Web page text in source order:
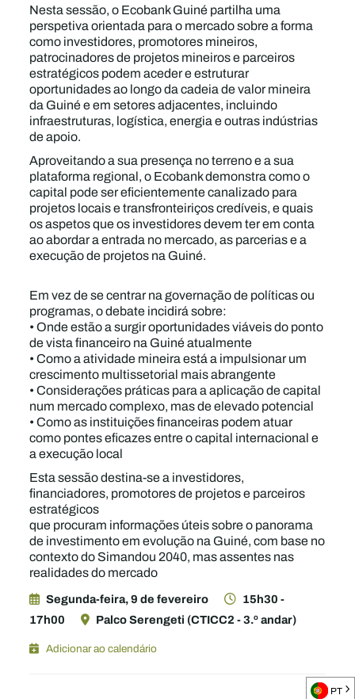
Nesta sessão, o Ecobank Guiné partilha uma
perspetiva orientada para o mercado sobre a forma
como investidores, promotores mineiros,
patrocinadores de projetos mineiros e parceiros
estratégicos podem aceder e estruturar
oportunidades ao longo da cadeia de valor mineira
da Guiné e em setores adjacentes, incluindo
infraestruturas, logística, energia e outras indústrias
de apoio.
Aproveitando a sua presença no terreno e a sua
plataforma regional, o Ecobank demonstra como o
capital pode ser eficientemente canalizado para
projetos locais e transfronteiriços credíveis, e quais
os aspetos que os investidores devem ter em conta
ao abordar a entrada no mercado, as parcerias e a
execução de projetos na Guiné.
Em vez de se centrar na governação de políticas ou
programas, o debate incidirá sobre:
• Onde estão a surgir oportunidades viáveis do ponto
de vista financeiro na Guiné atualmente
• Como a atividade mineira está a impulsionar um
crescimento multissetorial mais abrangente
• Considerações práticas para a aplicação de capital
num mercado complexo, mas de elevado potencial
• Como as instituições financeiras podem atuar
como pontes eficazes entre o capital internacional e
a execução local
Esta sessão destina-se a investidores,
financiadores, promotores de projetos e parceiros
estratégicos
que procuram informações úteis sobre o panorama
de investimento em evolução na Guiné, com base no
contexto do Simandou 2040, mas assentes nas
realidades do mercado
Segunda-feira, 9 de fevereiro
15h30 -
17h00
Palco Serengeti (CTICC2 - 3.º andar)
Adicionar ao calendário
PT